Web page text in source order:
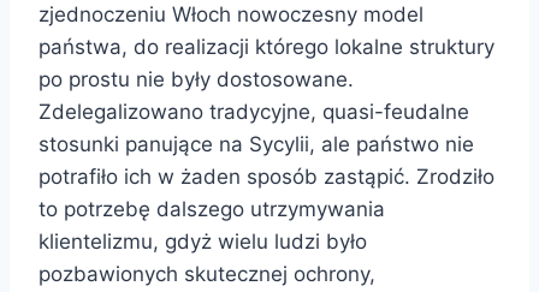
zjednoczeniu Włoch nowoczesny model
państwa, do realizacji którego lokalne struktury
po prostu nie były dostosowane.
Zdelegalizowano tradycyjne, quasi-feudalne
stosunki panujące na Sycylii, ale państwo nie
potrafiło ich w żaden sposób zastąpić. Zrodziło
to potrzebę dalszego utrzymywania
klientelizmu, gdyż wielu ludzi było
pozbawionych skutecznej ochrony,